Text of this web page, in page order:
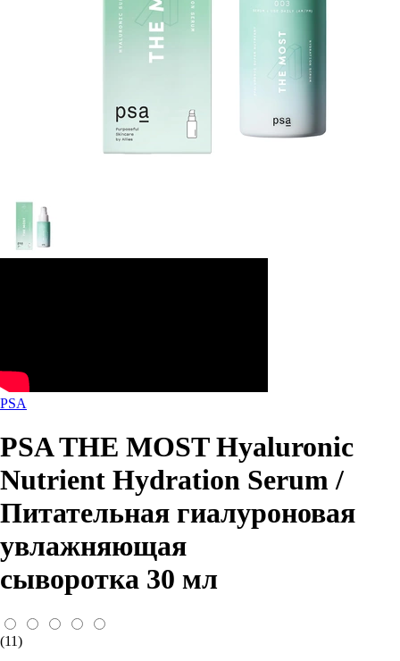
PSA
PSA THE MOST Hyaluronic
Nutrient Hydration Serum /
Питательная гиалуроновая
увлажняющая
сыворотка 30 мл
(11)